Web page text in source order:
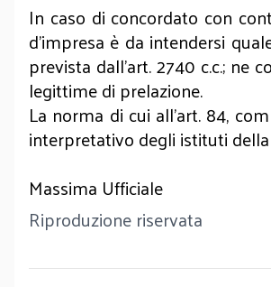
In caso di concordato con
d’impresa è da intendersi
prevista dall’art. 2740 c.c.;
legittime di prelazione.
La norma di cui all’art. 84,
interpretativo degli istituti
Massima Ufficiale
Riproduzione riservata